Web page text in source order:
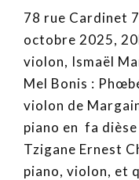
78 rue Cardinet
octobre 2025,
violon, Ismaël
Mel Bonis :
violon de
piano en fa
Tzigane Ernest
piano, violon, et